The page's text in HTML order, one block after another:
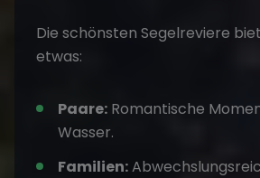
Die schönsten Segelreviere
etwas:
Paare: Romantische
Wasser.
Familien: